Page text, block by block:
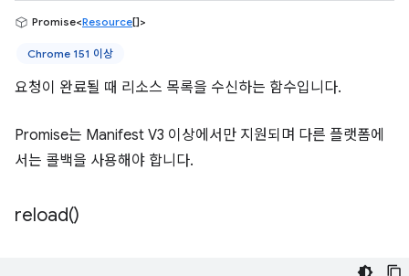
Promise<Resource[]>
Chrome 151 이상
요청이 완료될 때 리소스 목록을 수신하는 함수입니다.
Promise는 Manifest V3 이상에서만 지원되며 다른 플랫폼에
서는 콜백을 사용해야 합니다.
reload()